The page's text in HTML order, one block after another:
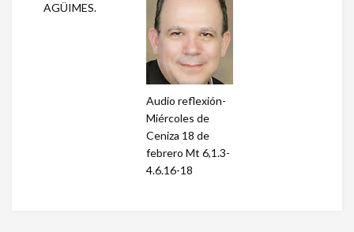
AGÜIMES.
Audio reflexión-
Miércoles de
Ceniza 18 de
febrero Mt 6,1.3-
4.6.16-18